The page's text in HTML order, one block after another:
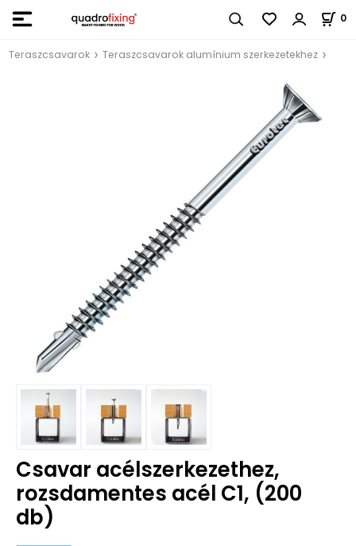
0
Teraszcsavarok Teraszcsavarok alumínium szerkezetekhez
Csavar acélszerkezethez,
rozsdamentes acél C1, (200
db)